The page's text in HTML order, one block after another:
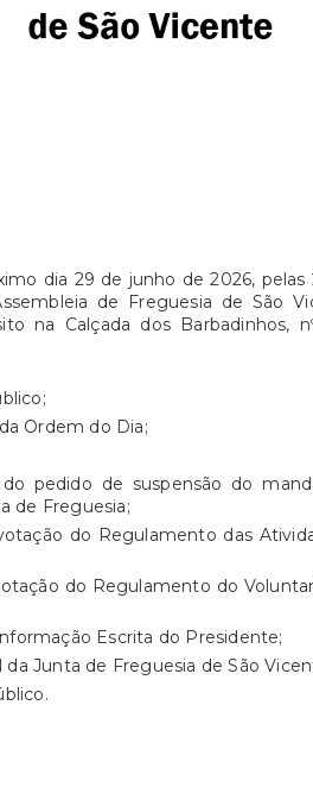
dia 29 de junho de 2026, pelas
de Freguesia de São
na Calçada dos Barbadinhos,
Ordem do Dia;
de suspensão do
de Freguesia;
do Regulamento das
do Regulamento do
Escrita do Presidente;
Junta de Freguesia de São